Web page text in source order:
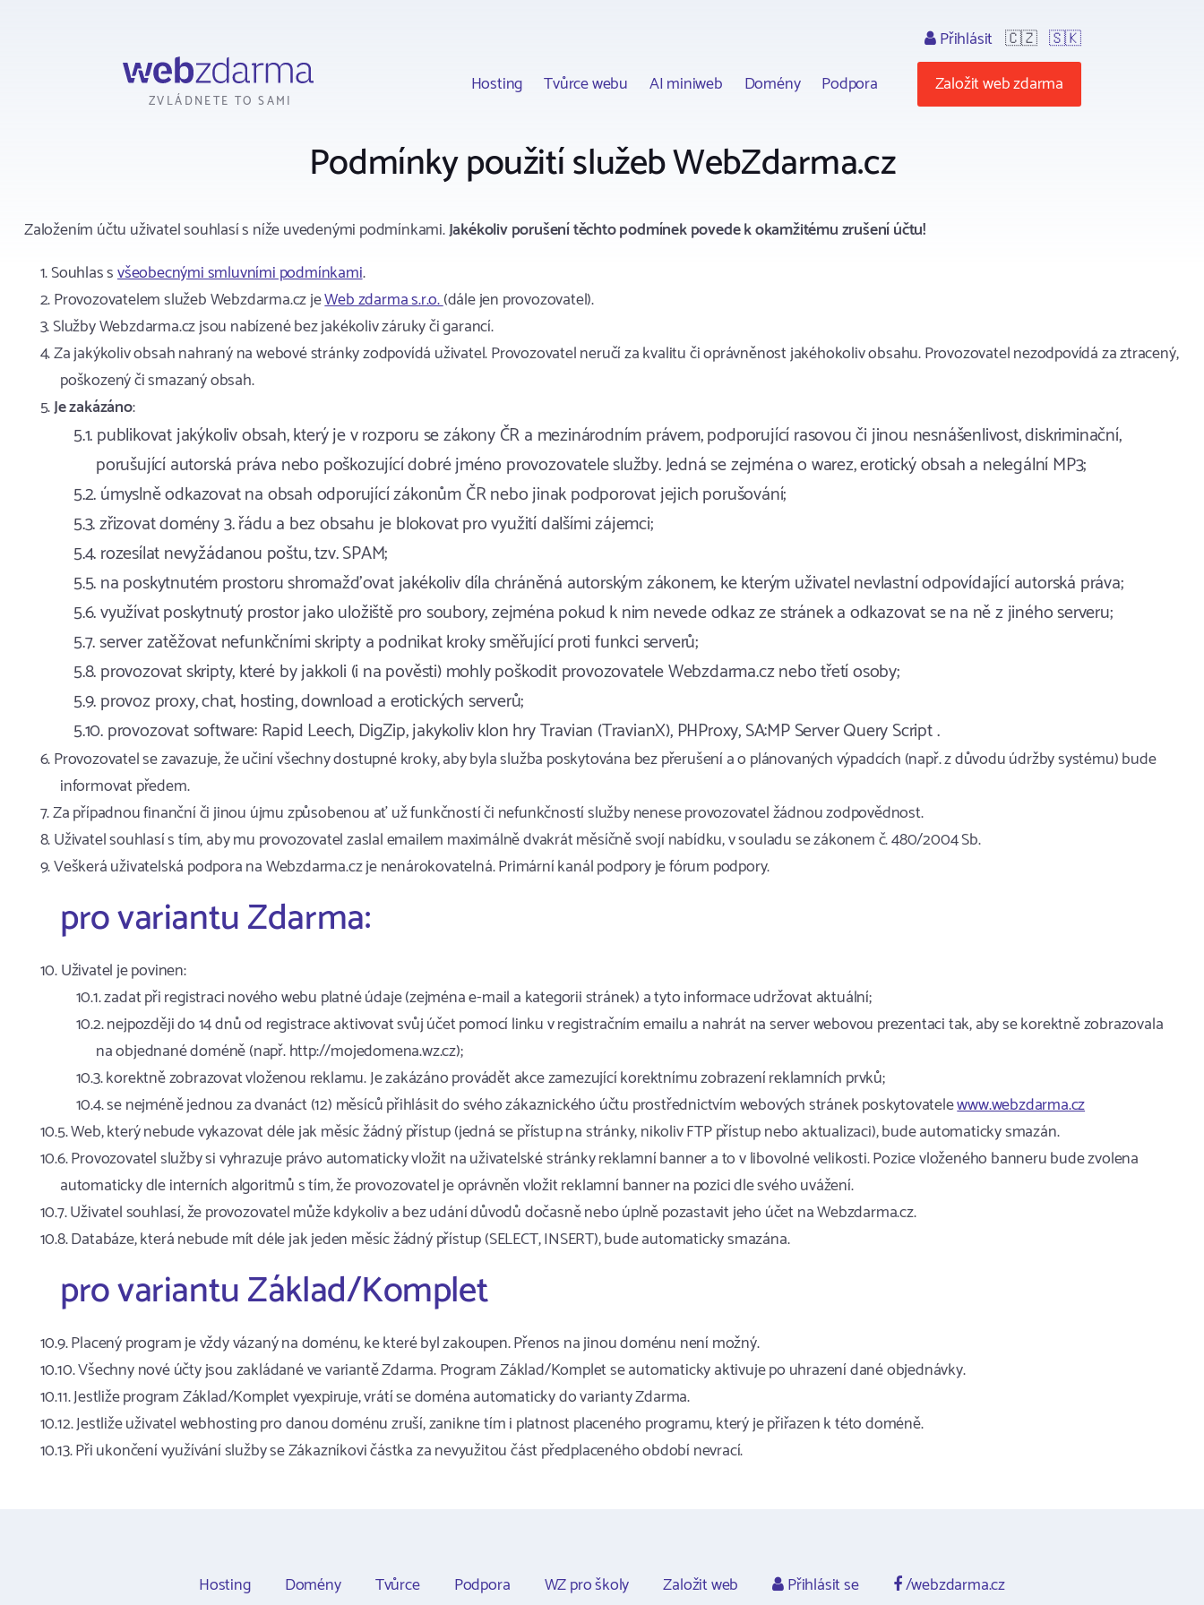
ZVLÁDNETE TO SAMI
Hosting Tvůrce webu AI miniweb Domény Podpora
Přihlásit 🇨🇿 🇸🇰
Založit web zdarma
Podmínky použití služeb WebZdarma.cz
Založením účtu uživatel souhlasí s níže uvedenými podmínkami.Jakékoliv porušení těchto podmínek povede k okamžitému zrušení účtu!
Souhlas svšeobecnými smluvními podmínkami.
Provozovatelem služeb Webzdarma.cz jeWeb zdarma s.r.o.(dále jen provozovatel).
Služby Webzdarma.cz jsou nabízené bez jakékoliv záruky či garancí.
Za jakýkoliv obsah nahraný na webové stránky zodpovídá uživatel. Provozovatel neručí za kvalitu či oprávněnost jakéhokoliv obsahu. Provozovatel nezodpovídá za ztracený,
poškozený či smazaný obsah.
Je zakázáno:
publikovat jakýkoliv obsah, který je v rozporu se zákony ČR a mezinárodním právem, podporující rasovou či jinou nesnášenlivost, diskriminační,
porušující autorská práva nebo poškozující dobré jméno provozovatele služby. Jedná se zejména o warez, erotický obsah a nelegální MP3;
úmyslně odkazovat na obsah odporující zákonům ČR nebo jinak podporovat jejich porušování;
zřizovat domény 3. řádu a bez obsahu je blokovat pro využití dalšími zájemci;
rozesílat nevyžádanou poštu, tzv. SPAM;
na poskytnutém prostoru shromažďovat jakékoliv díla chráněná autorským zákonem, ke kterým uživatel nevlastní odpovídající autorská práva;
využívat poskytnutý prostor jako uložiště pro soubory, zejména pokud k nim nevede odkaz ze stránek a odkazovat se na ně z jiného serveru;
server zatěžovat nefunkčními skripty a podnikat kroky směřující proti funkci serverů;
provozovat skripty, které by jakkoli (i na pověsti) mohly poškodit provozovatele Webzdarma.cz nebo třetí osoby;
provoz proxy, chat, hosting, download a erotických serverů;
provozovat software: Rapid Leech, DigZip, jakykoliv klon hry Travian (TravianX), PHProxy, SA:MP Server Query Script .
Provozovatel se zavazuje, že učiní všechny dostupné kroky, aby byla služba poskytována bez přerušení a o plánovaných výpadcích (např. z důvodu údržby systému) bude
informovat předem.
Za případnou finanční či jinou újmu způsobenou ať už funkčností či nefunkčností služby nenese provozovatel žádnou zodpovědnost.
Uživatel souhlasí s tím, aby mu provozovatel zaslal emailem maximálně dvakrát měsíčně svojí nabídku, v souladu se zákonem č. 480/2004 Sb.
Veškerá uživatelská podpora na Webzdarma.cz je nenárokovatelná. Primární kanál podpory je fórum podpory.
pro variantu Zdarma:
Uživatel je povinen:
zadat při registraci nového webu platné údaje (zejména e-mail a kategorii stránek) a tyto informace udržovat aktuální;
nejpozději do 14 dnů od registrace aktivovat svůj účet pomocí linku v registračním emailu a nahrát na server webovou prezentaci tak, aby se korektně zobrazovala
na objednané doméně (např. http://mojedomena.wz.cz);
korektně zobrazovat vloženou reklamu. Je zakázáno provádět akce zamezující korektnímu zobrazení reklamních prvků;
se nejméně jednou za dvanáct (12) měsíců přihlásit do svého zákaznického účtu prostřednictvím webových stránek poskytovatelewww.webzdarma.cz
Web, který nebude vykazovat déle jak měsíc žádný přístup (jedná se přístup na stránky, nikoliv FTP přístup nebo aktualizaci), bude automaticky smazán.
Provozovatel služby si vyhrazuje právo automaticky vložit na uživatelské stránky reklamní banner a to v libovolné velikosti. Pozice vloženého banneru bude zvolena
automaticky dle interních algoritmů s tím, že provozovatel je oprávněn vložit reklamní banner na pozici dle svého uvážení.
Uživatel souhlasí, že provozovatel může kdykoliv a bez udání důvodů dočasně nebo úplně pozastavit jeho účet na Webzdarma.cz.
Databáze, která nebude mít déle jak jeden měsíc žádný přístup (SELECT, INSERT), bude automaticky smazána.
pro variantu Základ/Komplet
Placený program je vždy vázaný na doménu, ke které byl zakoupen. Přenos na jinou doménu není možný.
Všechny nové účty jsou zakládané ve variantě Zdarma. Program Základ/Komplet se automaticky aktivuje po uhrazení dané objednávky.
Jestliže program Základ/Komplet vyexpiruje, vrátí se doména automaticky do varianty Zdarma.
Jestliže uživatel webhosting pro danou doménu zruší, zanikne tím i platnost placeného programu, který je přiřazen k této doméně.
Při ukončení využívání služby se Zákazníkovi částka za nevyužitou část předplaceného období nevrací.
Hosting Domény Tvůrce Podpora WZ pro školy Založit web Přihlásit se /webzdarma.cz